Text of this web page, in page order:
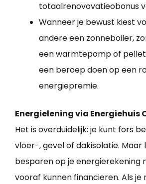
totaalrenovovatieobonus
Wanneer je bewust kiest
andere een zonneboiler,
een warmtepomp of
een beroep doen op een
energiepremie.
Energielening via Energiehuis
Het is overduidelijk: je kunt fors
vloer-, gevel of dakisolatie. Maar
besparen op je energierekening
vooraf kunnen financieren. Als je